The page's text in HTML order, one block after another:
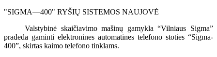
"SIGMA—400" RYŠIŲ SISTEMOS NAUJOVĖ
Valstybinė skaičiavimo mašinų gamykla “Vilniaus Sigma”
pradeda gaminti elektronines automatines telefono stoties “Sigma-
400”, skirtas kaimo telefono tinklams.